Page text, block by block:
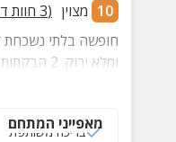
10 מצוין (
3 חוות
חופשה בלתי נשכחת
ומלא
מפנק, מיטה זוגית
הסוויטה
מאפייני המתחם
בריכה משותפת